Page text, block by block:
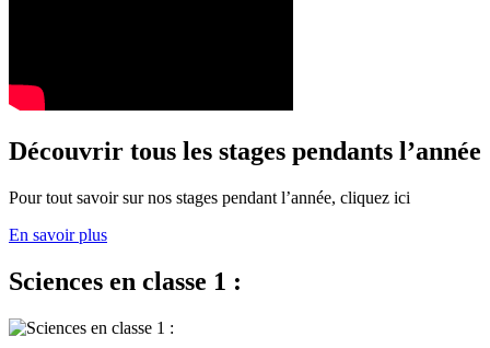
Découvrir tous les stages pendants l’année
Pour tout savoir sur nos stages pendant l’année, cliquez ici
En savoir plus
Sciences en classe 1 :